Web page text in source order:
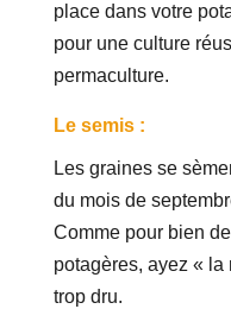
place dans votre
pour une culture
permaculture.
Le semis :
Les graines se
du mois de
Comme pour bien
potagères, ayez «
trop dru.